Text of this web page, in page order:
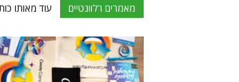
מאמרים רלוונטיים עוד מאותו